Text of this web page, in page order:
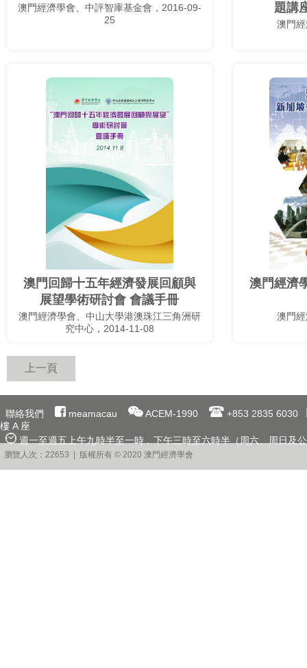
澳門經濟學會、中評智庫基金會，2016-09-
25
題講
澳門
澳門回歸十五年經濟發展回顧與
展望學術研討會 會議手冊
澳門經濟學會、中山大學港澳珠江三角洲研
究中心，2014-11-08
澳門經濟
澳門
上一頁
聯絡我們 meamacau ACEM-1990
+853 2835 6030
樓 A 座
週一至週五上午九時半至一時﹐下午三時至六時半（周六、周日及
瀏覽人次：22653 | 版權所有 © 2020 澳門經濟學會